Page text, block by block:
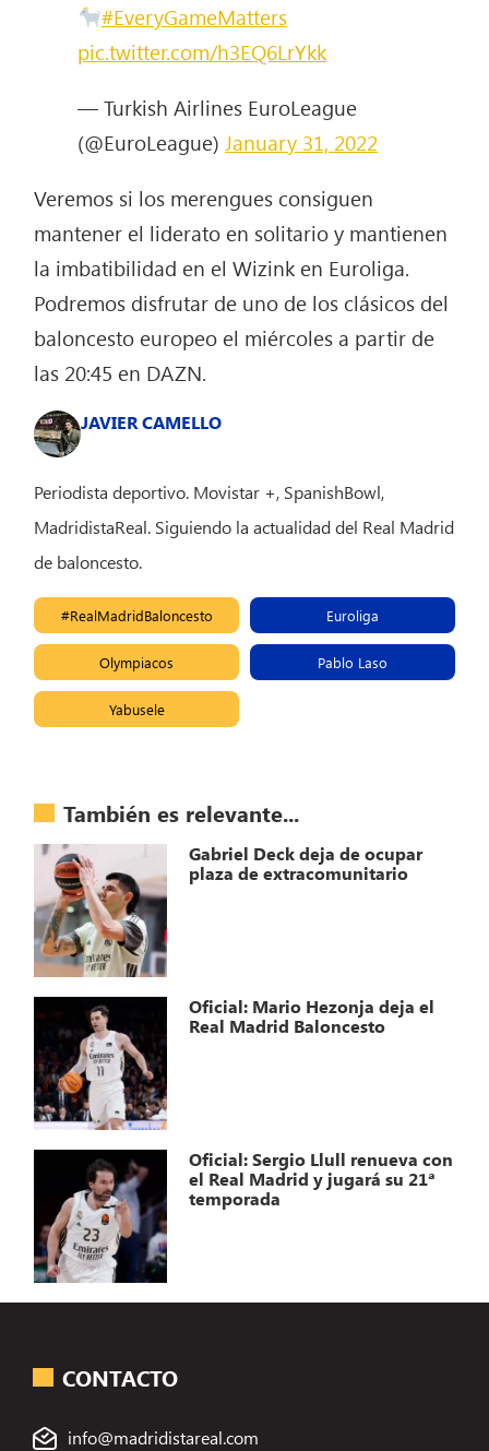
#EveryGameMatters
pic.twitter.com/h3EQ6LrYkk
— Turkish Airlines EuroLeague
(@EuroLeague) January 31, 2022
Veremos si los merengues consiguen
mantener el liderato en solitario y mantienen
la imbatibilidad en el Wizink en Euroliga.
Podremos disfrutar de uno de los clásicos del
baloncesto europeo el miércoles a partir de
las 20:45 en DAZN.
JAVIER CAMELLO
Periodista deportivo. Movistar +, SpanishBowl,
MadridistaReal. Siguiendo la actualidad del Real Madrid
de baloncesto.
#RealMadridBaloncesto Euroliga
Olympiacos Pablo Laso
Yabusele
También es relevante...
Gabriel Deck deja de ocupar
plaza de extracomunitario
Oficial: Mario Hezonja deja el
Real Madrid Baloncesto
Oficial: Sergio Llull renueva con
el Real Madrid y jugará su 21ª
temporada
CONTACTO
info@madridistareal.com